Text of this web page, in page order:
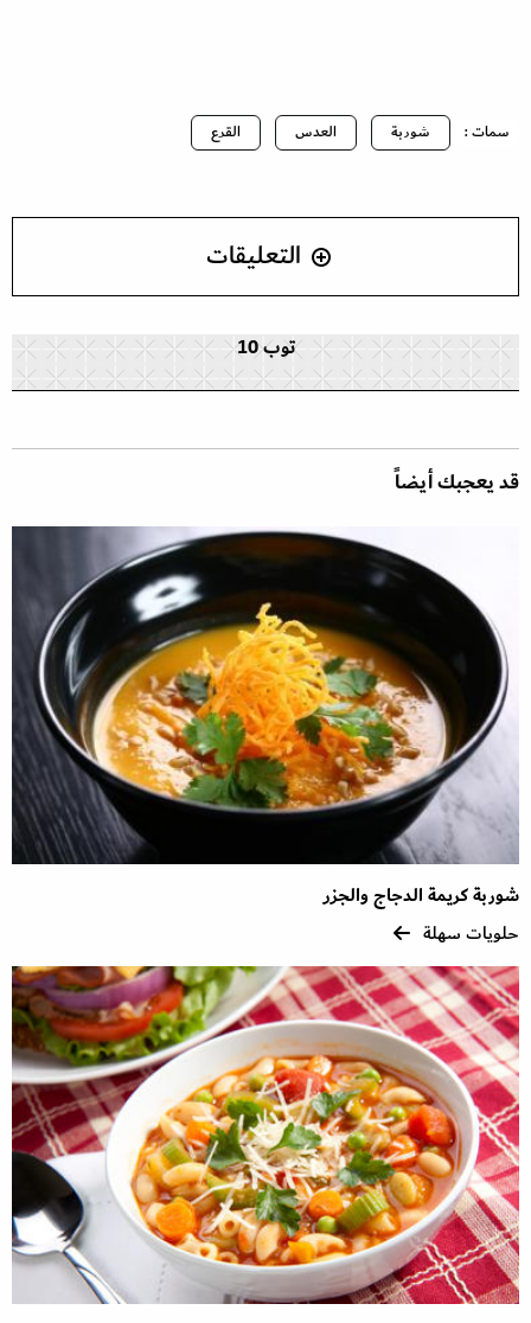
سمات : شوربة العدس القرع
التعليقات
توب 10
قد يعجبك أيضاً
شوربة كريمة الدجاج والجزر
حلويات سهلة